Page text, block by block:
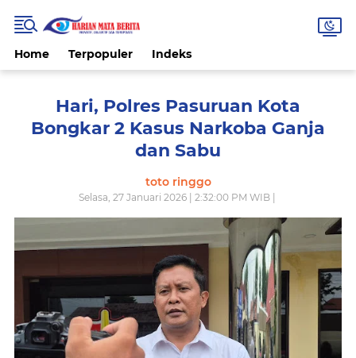
Home Terpopuler Indeks
Hari, Polres Pasuruan Kota
Bongkar 2 Kasus Narkoba Ganja
dan Sabu
toto ringgo
Selasa, 27 Januari 2026 | 2:32:00 PM WIB |